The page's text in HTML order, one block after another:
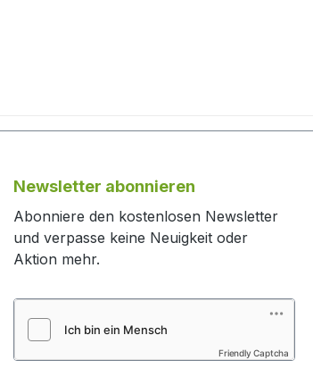
Newsletter abonnieren
Abonniere den kostenlosen Newsletter
und verpasse keine Neuigkeit oder
Aktion mehr.
Friendly Captcha